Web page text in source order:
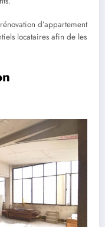
d’appartement
locataires afin de les